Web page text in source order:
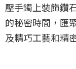
壓手鐲上裝飾鑽
的秘密時間，匯
及精巧工藝和精